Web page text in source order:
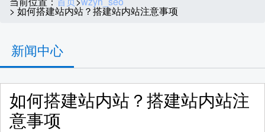
> 如何搭建站内站？搭建站内站注意事项
新闻中心
如何搭建站内站？搭建站内站注
意事项